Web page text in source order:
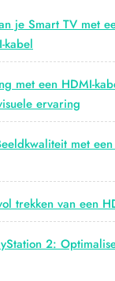
je Smart TV met
kabel
met een HDMI-
ervaring
met
trekken van een
2: